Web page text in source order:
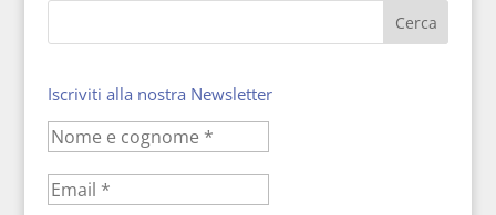
Iscriviti alla nostra Newsletter